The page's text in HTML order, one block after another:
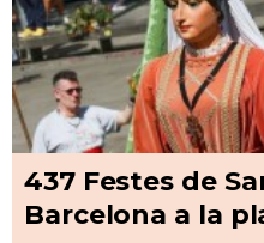
437 Festes de
Barcelona a la